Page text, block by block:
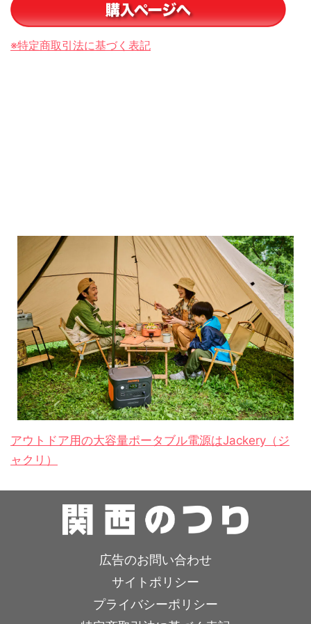
※特定商取引法に基づく表記
アウトドア用の大容量ポータブル電源はJackery（ジ
ャクリ）
広告のお問い合わせ
サイトポリシー
プライバシーポリシー